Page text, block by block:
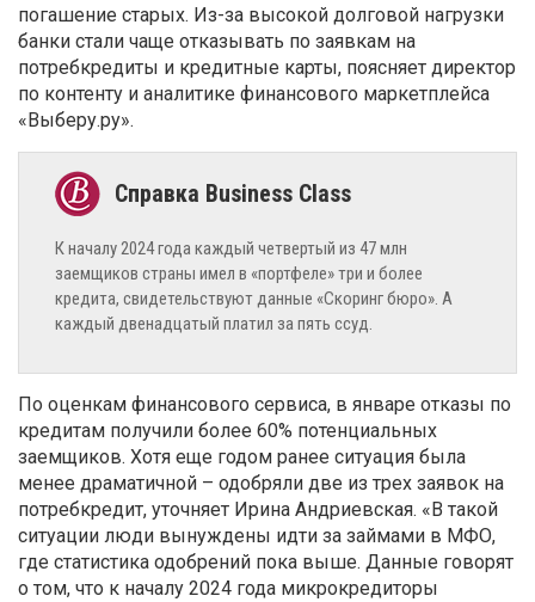
погашение старых. Из-за высокой долговой нагрузки
банки стали чаще отказывать по заявкам на
потребкредиты и кредитные карты, поясняет директор
по контенту и аналитике финансового маркетплейса
«Выберу.ру».
К началу 2024 года каждый четвертый из 47 млн
заемщиков страны имел в «портфеле» три и более
кредита, свидетельствуют данные «Скоринг бюро». А
каждый двенадцатый платил за пять ссуд.
По оценкам финансового сервиса, в январе отказы по
кредитам получили более 60% потенциальных
заемщиков. Хотя еще годом ранее ситуация была
менее драматичной – одобряли две из трех заявок на
потребкредит, уточняет Ирина Андриевская. «В такой
ситуации люди вынуждены идти за займами в МФО,
где статистика одобрений пока выше. Данные говорят
о том, что к началу 2024 года микрокредиторы